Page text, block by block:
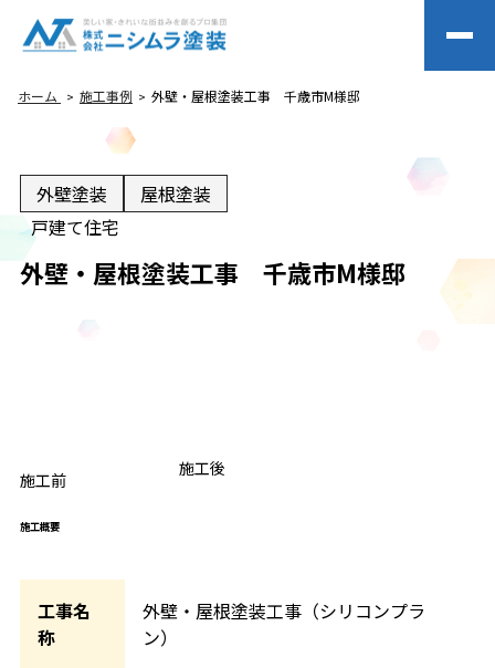
ホーム 施工事例 外壁・屋根塗装工事 千歳市M様邸
外壁塗装
屋根塗装
戸建て住宅
外壁・屋根塗装工事 千歳市M様邸
施工前
AFTER
施工後
施工概要
工事名
称
外壁・屋根塗装工事（シリコンプラ
ン）